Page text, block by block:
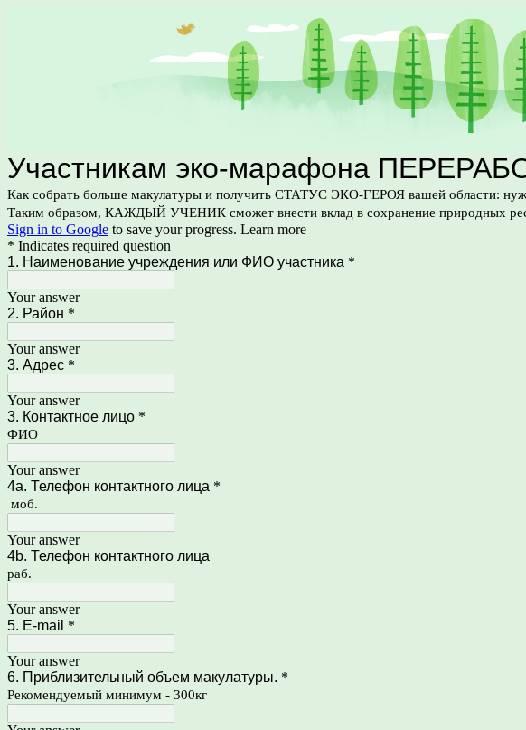
Учаcтникам эко-марафона
Как собрать больше макулатуры и получить СТАТУС ЭКО-ГЕРОЯ вашей области:
Таким образом, КАЖДЫЙ УЧЕНИК сможет внести вклад в сохранение природных
Sign in to Google to save your progress. Learn more
* Indicates required question
1. Наименование учреждения или ФИО участника *
Your answer
2. Район *
Your answer
3. Адрес *
Your answer
3. Контактное лицо *
ФИО
Your answer
4a. Телефон контактного лица *
моб.
Your answer
4b. Телефон контактного лица
раб.
Your answer
5. E-mail *
Your answer
6. Приблизительный объем макулатуры. *
Рекомендуемый минимум - 300кг